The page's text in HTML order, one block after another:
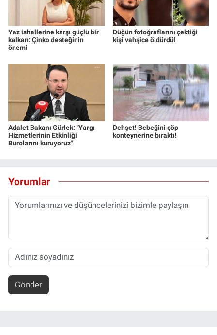
Yaz ishallerine karşı güçlü bir
kalkan: Çinko desteğinin
önemi
Düğün fotoğraflarını çektiği
kişi vahşice öldürdü!
Adalet Bakanı Gürlek: "Yargı
Hizmetlerinin Etkinliği
Bürolarını kuruyoruz"
Dehşet! Bebeğini çöp
konteynerine bıraktı!
Yorumlar
Gönder